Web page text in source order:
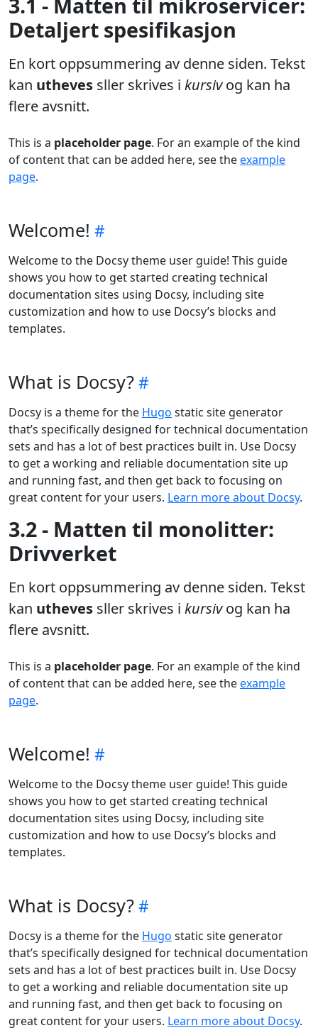
Detaljert spesifikasjon
En kort oppsummering av denne siden. Tekst
kan utheves sller skrives i kursivog kan ha
flere avsnitt.
This is a placeholder page. For an example of the kind
of content that can be added here, see theexample
page.
Welcome!
Welcome to the Docsy theme user guide! This guide
shows you how to get started creating technical
documentation sites using Docsy, including site
customization and how to use Docsy’s blocks and
templates.
What is Docsy?
Docsy is a theme for the Hugo static site generator
that’s specifically designed for technical documentation
sets and has a lot of best practices built in. Use Docsy
to get a working and reliable documentation site up
and running fast, and then get back to focusing on
great content for your users. Learn more about Docsy.
3.2 - Matten til monolitter:
Drivverket
En kort oppsummering av denne siden. Tekst
kan utheves sller skrives i kursivog kan ha
flere avsnitt.
This is a placeholder page. For an example of the kind
of content that can be added here, see theexample
page.
Welcome!
Welcome to the Docsy theme user guide! This guide
shows you how to get started creating technical
documentation sites using Docsy, including site
customization and how to use Docsy’s blocks and
templates.
What is Docsy?
Docsy is a theme for the Hugo static site generator
that’s specifically designed for technical documentation
sets and has a lot of best practices built in. Use Docsy
to get a working and reliable documentation site up
and running fast, and then get back to focusing on
great content for your users. Learn more about Docsy.